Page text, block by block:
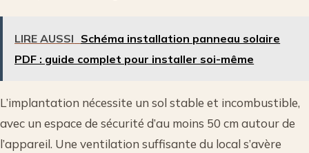
LIRE AUSSI Schéma installation panneau solaire
PDF : guide complet pour installer soi-même
L’implantation nécessite un sol stable et incombustible,
avec un espace de sécurité d’au moins 50 cm autour de
l’appareil. Une ventilation suffisante du local s’avère